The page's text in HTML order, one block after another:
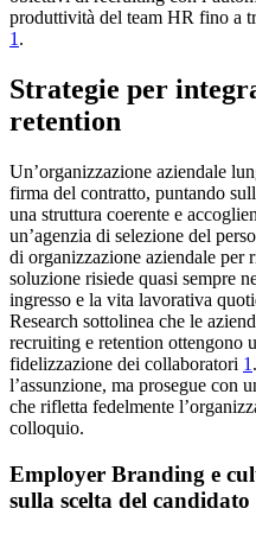
produttività del team HR fino a
1.
Strategie per
retention
Un’organizzazione aziendale
firma del contratto, puntando
una struttura coerente e
un’agenzia di selezione del
di organizzazione aziendale per
soluzione risiede quasi sempre
ingresso e la vita lavorativa
Research sottolinea che le
recruiting e retention ottengono
fidelizzazione dei collaboratori 1
l’assunzione, ma prosegue con
che rifletta fedelmente
colloquio.
Employer Branding e
sulla scelta del candidato